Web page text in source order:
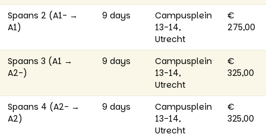
Spaans 2 (A1- →
A1)
9 days
Campusplein
13-14,
Utrecht
€
275,00
Spaans 3 (A1 →
A2-)
9 days
Campusplein
13-14,
Utrecht
€
325,00
Spaans 4 (A2- →
A2)
9 days
Campusplein
13-14,
Utrecht
€
325,00